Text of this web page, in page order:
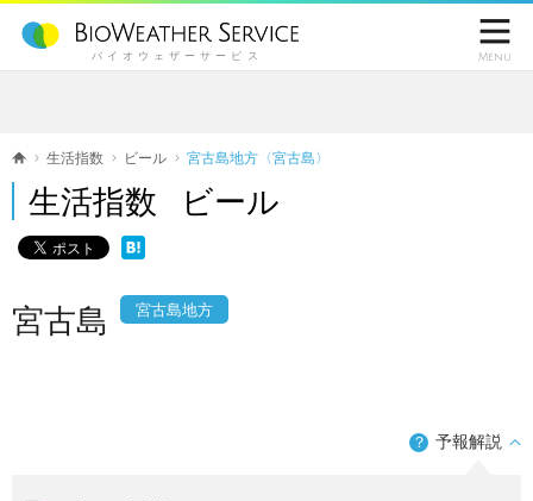
バイオウェザーサービス

Menu
生活指数 ビール 宮古島地方〈宮古島〉
生活指数 ビール
宮古島 宮古島地方
？ 予報解説